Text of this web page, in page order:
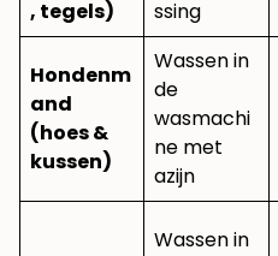
, tegels) ssing
Hondenm
and
(hoes &
kussen)
Wassen in
de
wasmachi
ne met
azijn
Wassen in